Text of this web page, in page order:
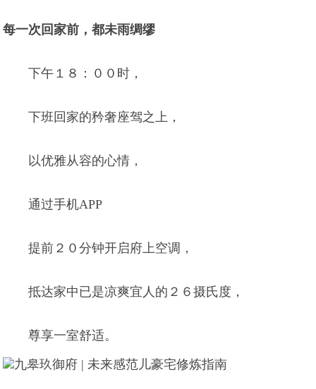
每一次回家前，都未雨绸缪
下午１８：００时，
下班回家的矜奢座驾之上，
以优雅从容的心情，
通过手机APP
提前２０分钟开启府上空调，
抵达家中已是凉爽宜人的２６摄氏度，
尊享一室舒适。